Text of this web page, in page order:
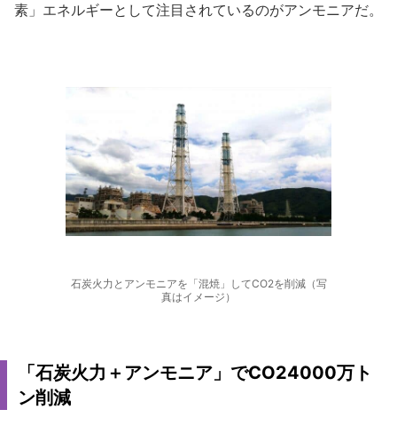
素」エネルギーとして注目されているのがアンモニアだ。
石炭火力とアンモニアを「混焼」してCO2を削減（写
真はイメージ）
「石炭火力＋アンモニア」でCO24000万ト
ン削減